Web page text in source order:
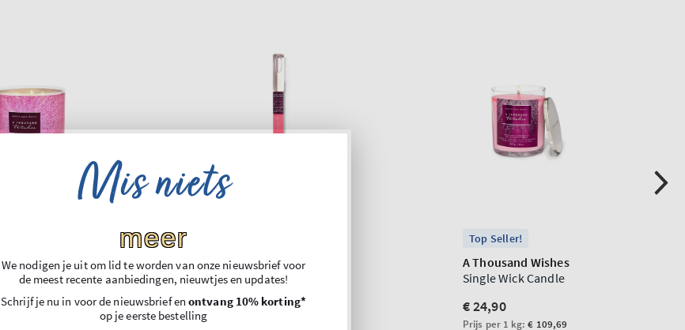
Mis niets
meer
We nodigen je uit om lid te worden van onze nieuwsbrief voor
de meest recente aanbiedingen, nieuwtjes en updates!
Schrijf je nu in voor de nieuwsbrief en ontvang 10% korting*
op je eerste bestelling